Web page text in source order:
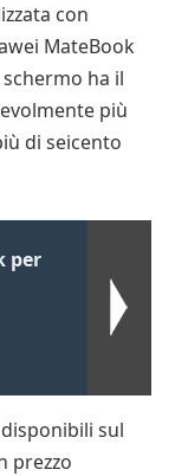
con
MateBook
ha il
più
di seicento
per
sul
prezzo